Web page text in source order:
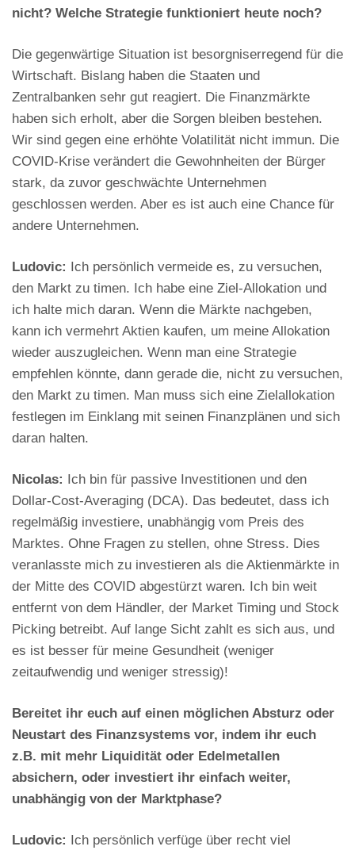
nicht? Welche Strategie funktioniert heute noch?
Die gegenwärtige Situation ist besorgniserregend für die
Wirtschaft. Bislang haben die Staaten und
Zentralbanken sehr gut reagiert. Die Finanzmärkte
haben sich erholt, aber die Sorgen bleiben bestehen.
Wir sind gegen eine erhöhte Volatilität nicht immun. Die
COVID-Krise verändert die Gewohnheiten der Bürger
stark, da zuvor geschwächte Unternehmen
geschlossen werden. Aber es ist auch eine Chance für
andere Unternehmen.
Ludovic: Ich persönlich vermeide es, zu versuchen,
den Markt zu timen. Ich habe eine Ziel-Allokation und
ich halte mich daran. Wenn die Märkte nachgeben,
kann ich vermehrt Aktien kaufen, um meine Allokation
wieder auszugleichen. Wenn man eine Strategie
empfehlen könnte, dann gerade die, nicht zu versuchen,
den Markt zu timen. Man muss sich eine Zielallokation
festlegen im Einklang mit seinen Finanzplänen und sich
daran halten.
Nicolas: Ich bin für passive Investitionen und den
Dollar-Cost-Averaging (DCA). Das bedeutet, dass ich
regelmäßig investiere, unabhängig vom Preis des
Marktes. Ohne Fragen zu stellen, ohne Stress. Dies
veranlasste mich zu investieren als die Aktienmärkte in
der Mitte des COVID abgestürzt waren. Ich bin weit
entfernt von dem Händler, der Market Timing und Stock
Picking betreibt. Auf lange Sicht zahlt es sich aus, und
es ist besser für meine Gesundheit (weniger
zeitaufwendig und weniger stressig)!
Bereitet ihr euch auf einen möglichen Absturz oder
Neustart des Finanzsystems vor, indem ihr euch
z.B. mit mehr Liquidität oder Edelmetallen
absichern, oder investiert ihr einfach weiter,
unabhängig von der Marktphase?
Ludovic: Ich persönlich verfüge über recht viel